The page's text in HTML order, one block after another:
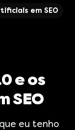
em SEO
e os
SEO
eu tenho